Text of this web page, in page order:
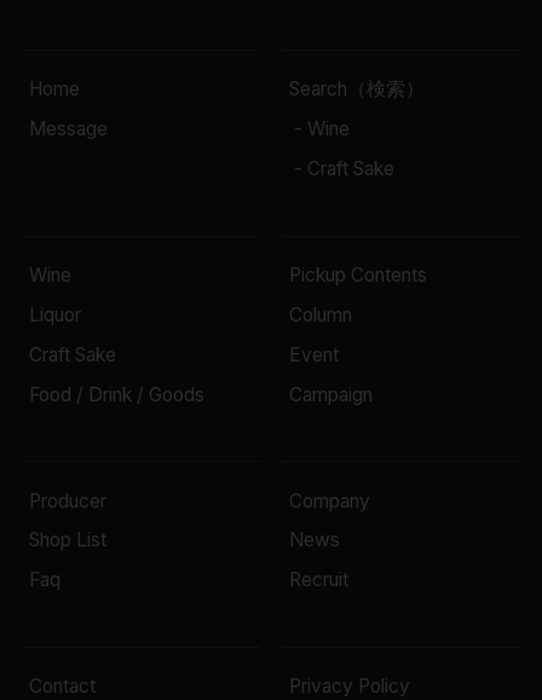
Home
Message
Search（検索）
- Wine
- Craft Sake
Wine
Liquor
Craft Sake
Food / Drink / Goods
Pickup Contents
Column
Event
Campaign
Producer
Shop List
Faq
Company
News
Recruit
Contact Privacy Policy